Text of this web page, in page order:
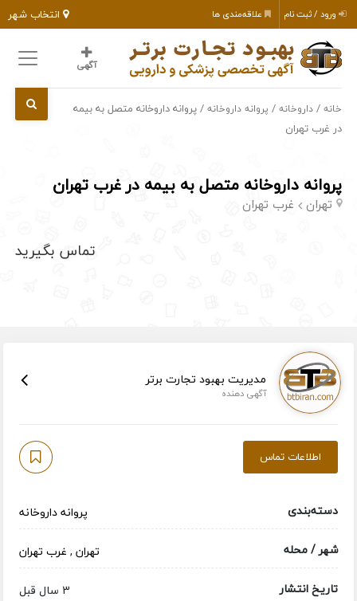
انتخاب شهر ورود / ثبت نام علاقه‌مندی ها
آگهی
خانه /داروخانه / پروانه داروخانه / پروانه داروخانه متصل به بیمه
در غرب تهران
پروانه داروخانه متصل به بیمه در غرب تهران
تهران غرب تهران
تماس بگیرید
مدیریت بهبود تجارت برتر
آگهی دهنده
اطلاعات تماس
دسته‌بندی
پروانه داروخانه
شهر / محله
تهران, غرب تهران
تاریخ انتشار
3 سال قبل